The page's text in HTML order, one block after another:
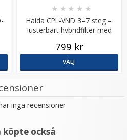
Haida CPL-VND 3–7 steg –
Justerbart hybridfilter med
★ ★ ★ ★ ★
799 kr
VÄLJ
inga recensioner
köpte också